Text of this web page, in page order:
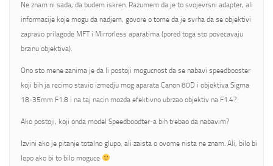
Ne znam ni sada, da budem iskren. Razumem da je to svojevrsni adapter, ali
informacije koje mogu da nadjem, govore o tome da je svrha da se objektivi
zapravo prilagode MFT i Mirrorless aparatima (pored toga sto povecavaju
brzinu objektiva).
Ono sto mene zanima je da li postoji mogucnost da se nabavi speedbooster
koji bih ja recimo stavio izmedju mog aparata Canon 80D i objektiva Sigma
18-35mm F1.8 i na taj nacin mozda efektivno ubrzao objektiv na F1.4?
Ako postoji, koji onda model Speedboodter-a bih trebao da nabavim?
Izvini ako je pitanje totalno glupo, ali zaista o ovome nista ne znam. Ali, bilo bi
lepo ako bi to bilo moguce